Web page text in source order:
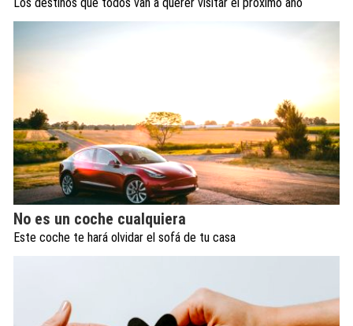
No es un coche cualquiera
Este coche te hará olvidar el sofá de tu casa